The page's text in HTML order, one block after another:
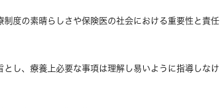
度の素晴らしさや保険医の社会における重要性と責任
し、療養上必要な事項は理解し易いように指導しなけ